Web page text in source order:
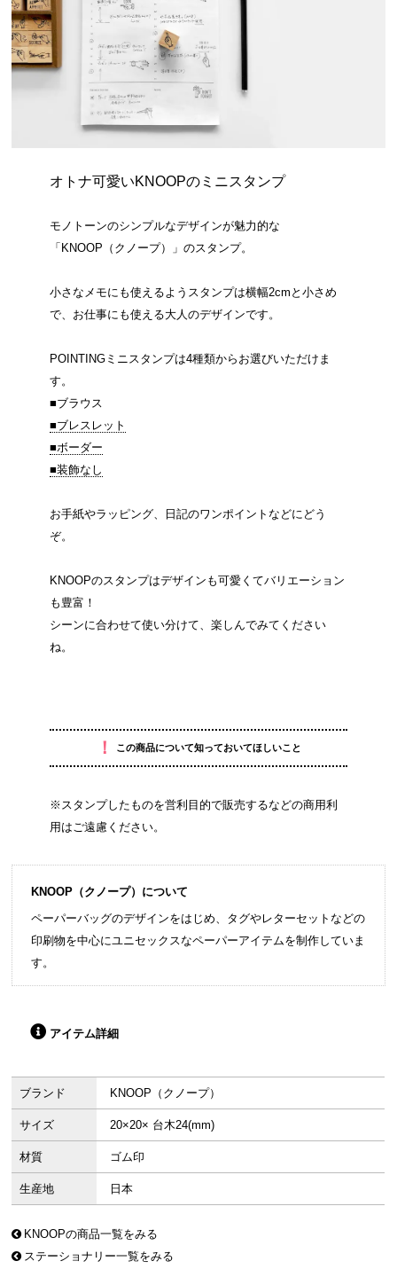
オトナ可愛いKNOOPのミニスタンプ
モノトーンのシンプルなデザインが魅力的な
「KNOOP（クノープ）」のスタンプ。
小さなメモにも使えるようスタンプは横幅2cmと小さめ
で、お仕事にも使える大人のデザインです。
POINTINGミニスタンプは4種類からお選びいただけま
す。
■ブラウス
■ブレスレット
■ボーダー
■装飾なし
お手紙やラッピング、日記のワンポイントなどにどう
ぞ。
KNOOPのスタンプはデザインも可愛くてバリエーション
も豊富！
シーンに合わせて使い分けて、楽しんでみてください
ね。
！ この商品について知っておいてほしいこと
※スタンプしたものを営利目的で販売するなどの商用利
用はご遠慮ください。
KNOOP（クノープ）について
ペーパーバッグのデザインをはじめ、タグやレターセットなどの
印刷物を中心にユニセックスなペーパーアイテムを制作していま
す。
アイテム詳細
ブランド KNOOP（クノープ）
サイズ 20×20× 台木24(mm)
材質 ゴム印
生産地 日本
KNOOPの商品一覧をみる
ステーショナリー一覧をみる